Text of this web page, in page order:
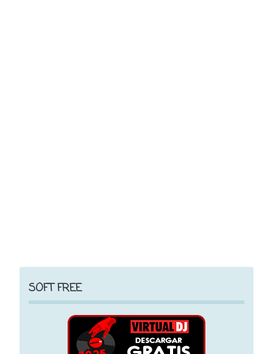
SOFT FREE